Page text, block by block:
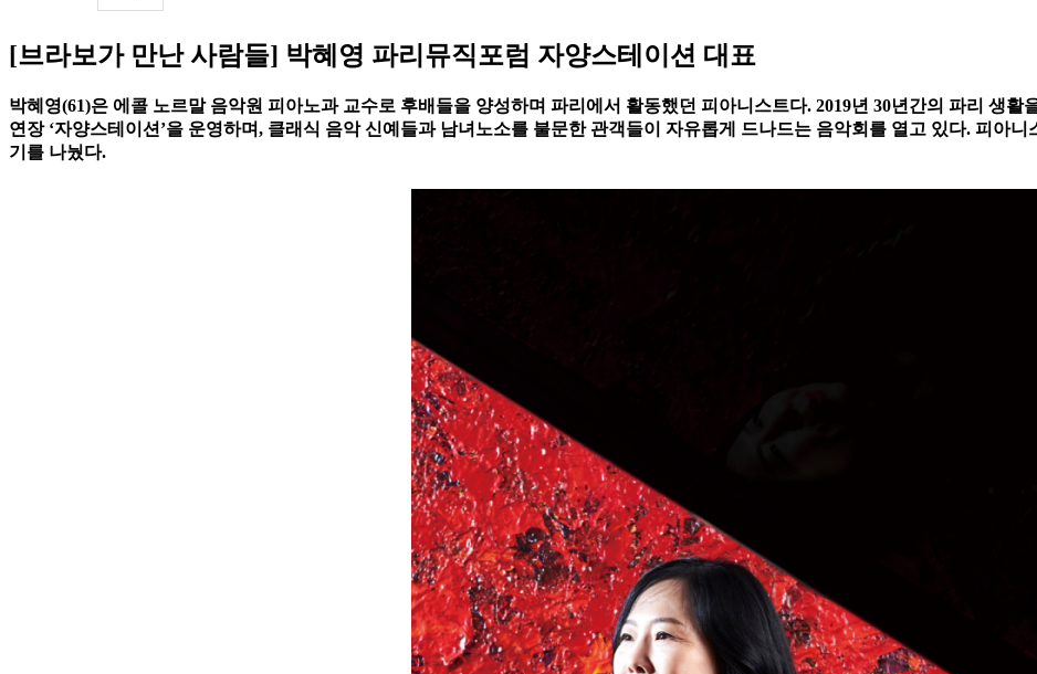
[브라보가 만난 사람들] 박혜영 파리뮤직포럼 자양스테이션 대표
박혜영(61)은 에콜 노르말 음악원 피아노과 교수로 후배들을 양성하며 파리에서 활동했던 피아니스트다. 2019년 30년간의 파리 생
연장 ‘자양스테이션’을 운영하며, 클래식 음악 신예들과 남녀노소를 불문한 관객들이 자유롭게 드나드는 음악회를 열고 있다. 피아
기를 나눴다.